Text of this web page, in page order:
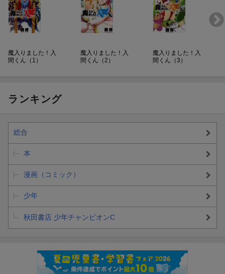
魔入りました！入
間くん（1）
魔入りました！入
間くん（2）
魔入りました！入
間くん（3）
ランキング
総合
本
漫画（コミック）
少年
秋田書店 少年チャンピオンC